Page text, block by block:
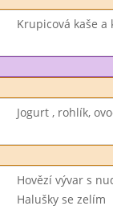
Krupicová kaše a
Jogurt , rohlík,
Hovězí vývar s
Halušky se zelím